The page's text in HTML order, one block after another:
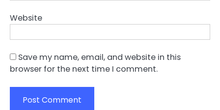
Website
Save my name, email, and website in this
browser for the next time I comment.